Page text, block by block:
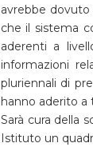
avrebbe
che il sistema
aderenti a
informazioni
pluriennali di
hanno aderito a
Sarà cura della
Istituto un